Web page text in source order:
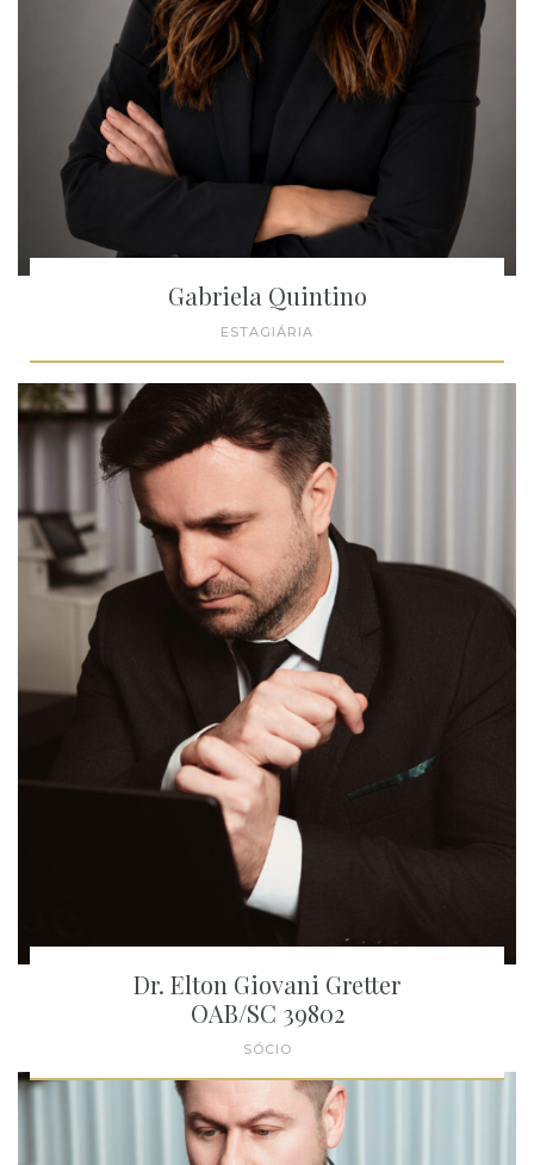
Gabriela Quintino
ESTAGIÁRIA
Dr. Elton Giovani Gretter
OAB/SC 39802
SÓCIO